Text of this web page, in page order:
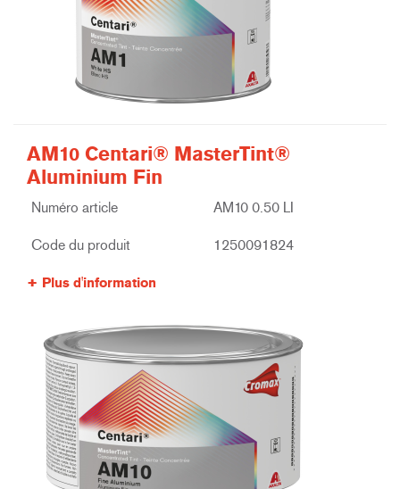
AM10 Centari® MasterTint®
Aluminium Fin
Numéro article AM10 0.50 LI
Code du produit 1250091824
Plus d'information